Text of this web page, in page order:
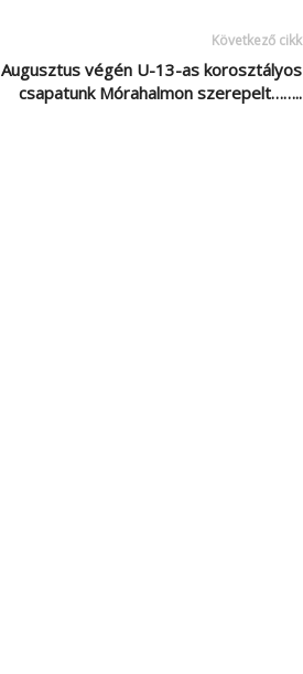
Következő cikk
Augusztus végén U-13-as korosztályos
csapatunk Mórahalmon szerepelt……..